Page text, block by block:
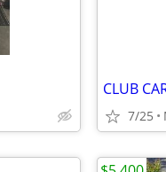
CLUB
7/25